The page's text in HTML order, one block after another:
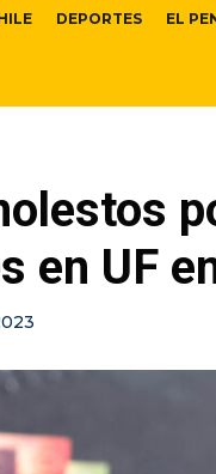
DEPORTES EL
en UF